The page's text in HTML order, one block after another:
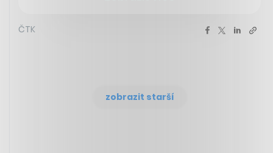
ČTK
zobrazit starší